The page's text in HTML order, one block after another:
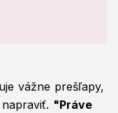
vážne prešľapy,
"Práve